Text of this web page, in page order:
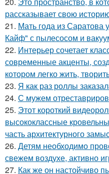
рассказывает свою
21. Мать года из Саратова
Кайф" с пылесосом и
22. Интерьер сочетает
современные акценты,
котором легко жить,
23. Я как раз роллы
24. С мужем
25. Этот короткий
высококлассные
часть архитектурного
26. Детям необходимо
свежем воздухе, активно
27. Как же он настойчиво